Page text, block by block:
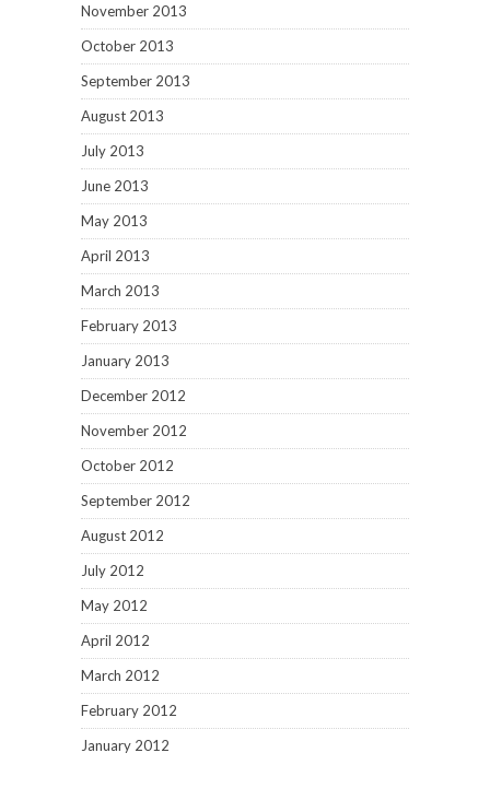
November 2013
October 2013
September 2013
August 2013
July 2013
June 2013
May 2013
April 2013
March 2013
February 2013
January 2013
December 2012
November 2012
October 2012
September 2012
August 2012
July 2012
May 2012
April 2012
March 2012
February 2012
January 2012